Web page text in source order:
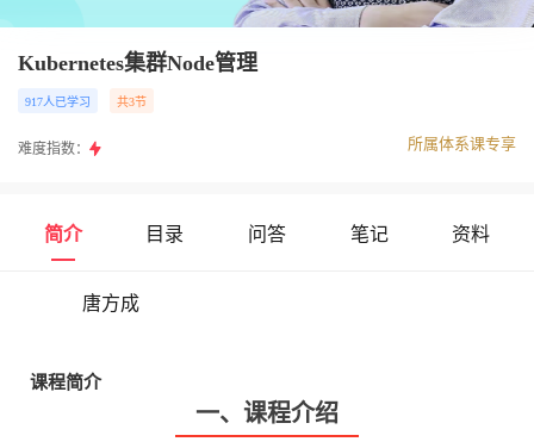
Kubernetes集群Node管理
917人已学习 共3节
难度指数： 所属体系课专享
简介 目录 问答 笔记 资料
唐方成
课程简介
一、课程介绍